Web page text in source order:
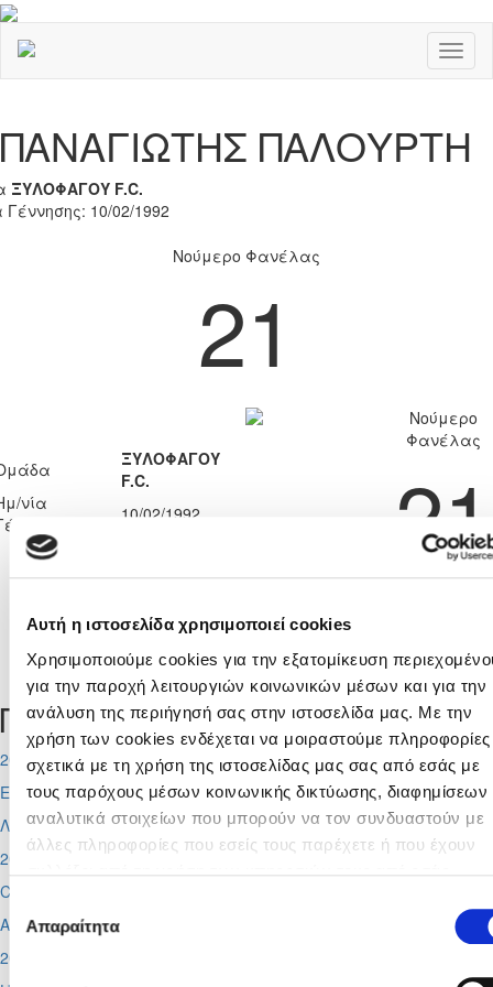
Αυτή η ιστοσελίδα χρησιμοποιεί cookies
Χρησιμοποιούμε cookies για την εξατομίκευση
για την παροχή λειτουργιών κοινωνικών μέσων και για την
ανάλυση της περιήγησή σας στην ιστοσελίδα μας. Με την
χρήση των cookies ενδέχεται να μοιραστούμε πληροφορίες
σχετικά με τη χρήση της ιστοσελίδας μας σας από εσάς με
τους παρόχους μέσων κοινωνικής δικτύωσης, διαφημίσεων
αναλυτικά στοιχείων που μπορούν να τον συνδυαστούν με
άλλες πληροφορίες που εσείς τους παρέχετε ή που έχουν
Cookies διαβάζοντας την Πολιτική Cookies κάνοντας κλικ
Επιλογή
συγκατάθεσης
Απαραίτητα
ΠΑΝΑΓΙΩΤΗΣ ΠΑΛΟΥΡΤΗ
ΞΥΛΟΦΑΓΟΥ F.C.
Γέννησης: 10/02/1992
Νούμερο Φανέλας
21
ΞΥΛΟΦΑΓΟΥ
F.C.
νία
10/02/1992
Νούμερο
Φανέλας
21
Tweets by CyprusFA
Προσεχή γεγονότα
2026-08-06
Europa League
Λίνκολν - Ομόνοια,Σάλτσμπουργκ – Πάφος
2026-08-11
Conference League
Απόλλων - Μπραν
2026-08-12